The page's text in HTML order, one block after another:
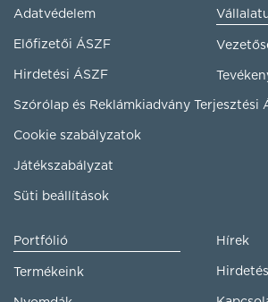
Adatvédelem
Előfizetői ÁSZF
Hirdetési ÁSZF
Szórólap és Reklámkiadvány Terjesztési
Cookie szabályzatok
Játékszabályzat
Süti beállítások
Portfólió
Termékeink
Hírek
Hirdetés